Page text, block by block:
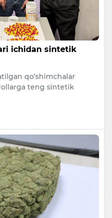
ichidan sintetik
qo‘shimchalar
teng sintetik